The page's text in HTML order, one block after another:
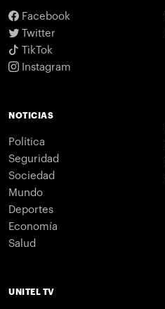
Facebook
Twitter
TikTok
Instagram
NOTICIAS
Política
Seguridad
Sociedad
Mundo
Deportes
Economía
Salud
UNITEL TV